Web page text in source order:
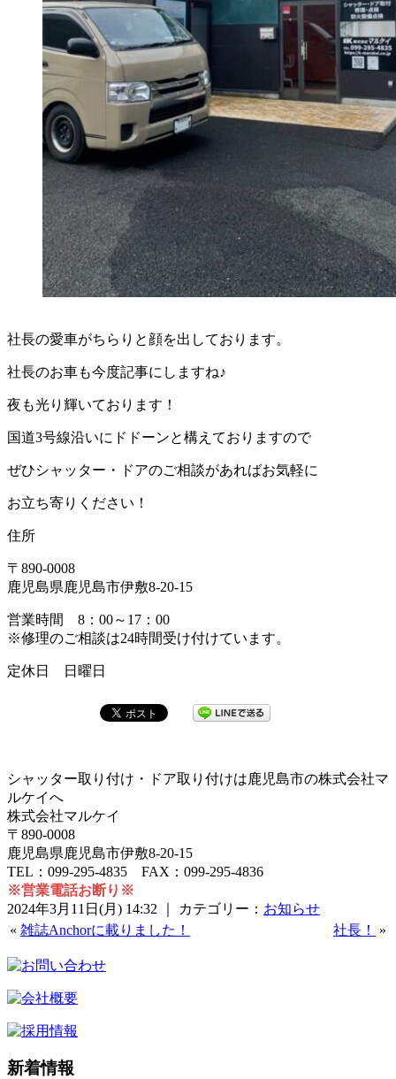
社長の愛車がちらりと顔を出しております。
社長のお車も今度記事にしますね♪
夜も光り輝いております！
国道3号線沿いにドドーンと構えておりますので
ぜひシャッター・ドアのご相談があればお気軽に
お立ち寄りください！
住所
〒890-0008
鹿児島県鹿児島市伊敷8-20-15
営業時間 8：00～17：00
※修理のご相談は24時間受け付けています。
定休日 日曜日
シャッター取り付け・ドア取り付けは鹿児島市の株式会社マ
ルケイへ
株式会社マルケイ
〒890-0008
鹿児島県鹿児島市伊敷8-20-15
TEL：099-295-4835 FAX：099-295-4836
※営業電話お断り※
2024年3月11日(月) 14:32 ｜ カテゴリー： お知らせ
« 雑誌Anchorに載りました！ 社長！ »
新着情報